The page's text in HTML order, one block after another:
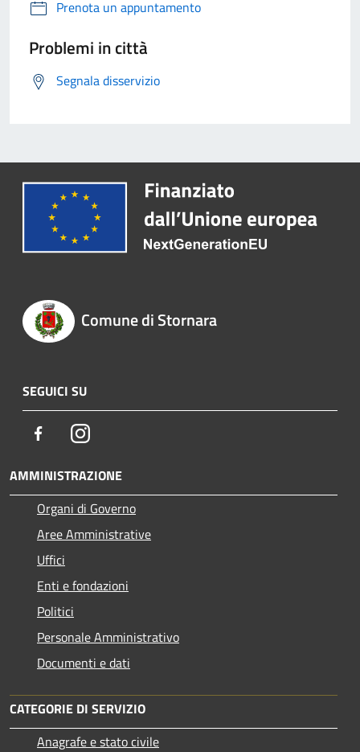
Prenota un appuntamento
Problemi in città
Segnala disservizio
Comune di Stornara
SEGUICI SU
FacebookInstagram
AMMINISTRAZIONE
Organi di Governo
Aree Amministrative
Uffici
Enti e fondazioni
Politici
Personale Amministrativo
Documenti e dati
CATEGORIE DI SERVIZIO
Anagrafe e stato civile